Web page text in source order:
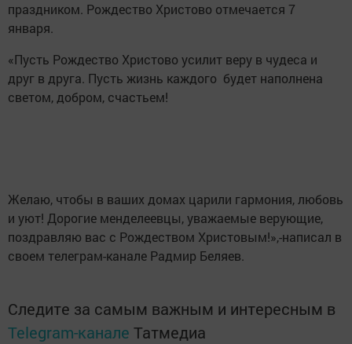
праздником. Рождество Христово отмечается 7
января.
«Пусть Рождество Христово усилит веру в чудеса и
друг в друга. Пусть жизнь каждого будет наполнена
светом, добром, счастьем!
Желаю, чтобы в ваших домах царили гармония, любовь
и уют! Дорогие менделеевцы, уважаемые верующие,
поздравляю вас с Рождеством Христовым!»,-написал в
своем телеграм-канале Радмир Беляев.
Следите за самым важным и интересным в
Telegram-канале Татмедиа